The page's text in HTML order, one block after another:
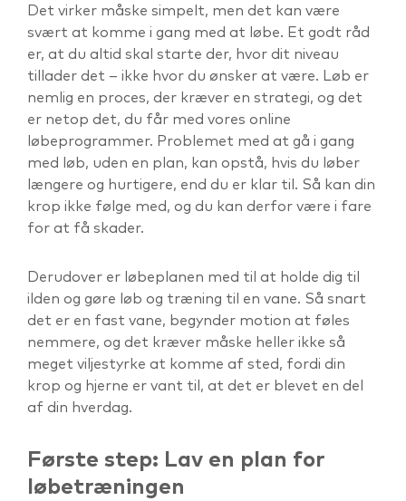
Det virker måske simpelt, men det kan være
svært at komme i gang med at løbe. Et godt råd
er, at du altid skal starte der, hvor dit niveau
tillader det – ikke hvor du ønsker at være. Løb er
nemlig en proces, der kræver en strategi, og det
er netop det, du får med vores online
løbeprogrammer. Problemet med at gå i gang
med løb, uden en plan, kan opstå, hvis du løber
længere og hurtigere, end du er klar til. Så kan din
krop ikke følge med, og du kan derfor være i fare
for at få skader.
Derudover er løbeplanen med til at holde dig til
ilden og gøre løb og træning til en vane. Så snart
det er en fast vane, begynder motion at føles
nemmere, og det kræver måske heller ikke så
meget viljestyrke at komme af sted, fordi din
krop og hjerne er vant til, at det er blevet en del
af din hverdag.
Første step: Lav en plan for
løbetræningen